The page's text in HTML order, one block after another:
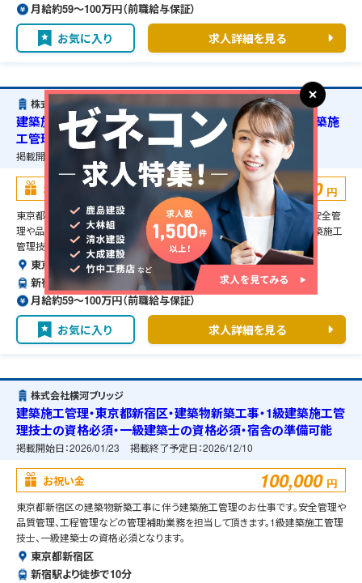
月給約59〜100万円（前職給与保証）
お気に入り 求人詳細を見る
株式会社三越伊勢丹プロパティ・デザイン
建築施工管理・東京都新宿区・マンション新築工事・1級建築施
工管理技士の資格必須・宿舎の準備可能
掲載開始日： 2026/12/01
お祝い金 100,000 円
東京都新宿区のマンション新築工事に伴う建築施工管理のお仕事です。安全管
理や品質管理、工程管理などの管理補助業務を担当して頂きます。1級建築施工
管理技士の資格必須となります。
東京都新宿区
新宿駅より徒歩で10分
月給約59〜100万円（前職給与保証）
お気に入り 求人詳細を見る
株式会社横河ブリッジ
建築施工管理・東京都新宿区・建築物新築工事・1級建築施工管
理技士の資格必須・一級建築士の資格必須・宿舎の準備可能
掲載開始日：2026/01/23 掲載終了予定日：2026/12/10
お祝い金 100,000 円
東京都新宿区の建築物新築工事に伴う建築施工管理のお仕事です。安全管理や
品質管理、工程管理などの管理補助業務を担当して頂きます。1級建築施工管理
技士、一級建築士の資格必須となります。
東京都新宿区
新宿駅より徒歩で10分